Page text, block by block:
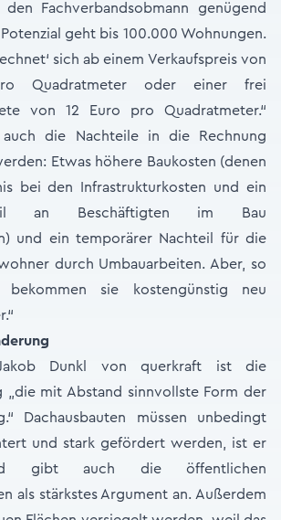
Fachverbandsobmann genügend
geht bis 100.000 Wohnungen.
sich ab einem Verkaufspreis von
Quadratmeter oder einer frei
von 12 Euro pro Quadratmeter.“
auch die Nachteile in die Rechnung
Etwas höhere Baukosten (denen
bei den Infrastrukturkosten und ein
an Beschäftigten im Bau
und ein temporärer Nachteil für die
durch Umbauarbeiten. Aber, so
bekommen sie kostengünstig neu
Dunkl von querkraft ist die
„die mit Abstand sinnvollste Form der
Dachausbauten müssen unbedingt
und stark gefördert werden, ist er
gibt auch die öffentlichen
als stärkstes Argument an. Außerdem